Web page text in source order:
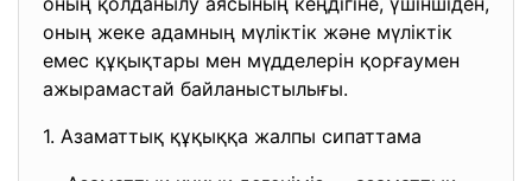
оның жеке адамның мүліктік және мүліктік
емес құқықтары мен мүдделерін қорғаумен
ажырамастай байланыстылығы.
1. Азаматтық құқыққа жалпы сипаттама